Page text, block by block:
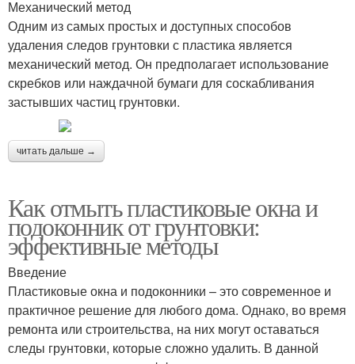
Механический метод
Одним из самых простых и доступных способов
удаления следов грунтовки с пластика является
механический метод. Он предполагает использование
скребков или наждачной бумаги для соскабливания
застывших частиц грунтовки.
читать дальше →
Как отмыть пластиковые окна и
подоконник от грунтовки:
эффективные методы
Введение
Пластиковые окна и подоконники – это современное и
практичное решение для любого дома. Однако, во время
ремонта или строительства, на них могут оставаться
следы грунтовки, которые сложно удалить. В данной